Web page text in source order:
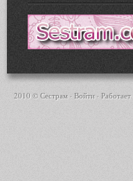
2010 © Сестрам · Войти ·